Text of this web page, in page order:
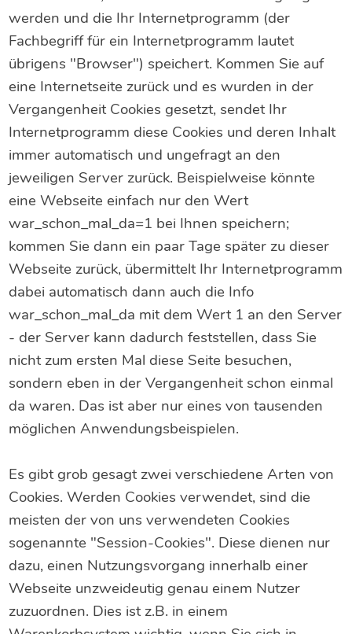
werden und die Ihr Internetprogramm (der
Fachbegriff für ein Internetprogramm lautet
übrigens "Browser") speichert. Kommen Sie auf
eine Internetseite zurück und es wurden in der
Vergangenheit Cookies gesetzt, sendet Ihr
Internetprogramm diese Cookies und deren Inhalt
immer automatisch und ungefragt an den
jeweiligen Server zurück. Beispielweise könnte
eine Webseite einfach nur den Wert
war_schon_mal_da=1 bei Ihnen speichern;
kommen Sie dann ein paar Tage später zu dieser
Webseite zurück, übermittelt Ihr Internetprogramm
dabei automatisch dann auch die Info
war_schon_mal_da mit dem Wert 1 an den Server
- der Server kann dadurch feststellen, dass Sie
nicht zum ersten Mal diese Seite besuchen,
sondern eben in der Vergangenheit schon einmal
da waren. Das ist aber nur eines von tausenden
möglichen Anwendungsbeispielen.
Es gibt grob gesagt zwei verschiedene Arten von
Cookies. Werden Cookies verwendet, sind die
meisten der von uns verwendeten Cookies
sogenannte "Session-Cookies". Diese dienen nur
dazu, einen Nutzungsvorgang innerhalb einer
Webseite unzweideutig genau einem Nutzer
zuzuordnen. Dies ist z.B. in einem